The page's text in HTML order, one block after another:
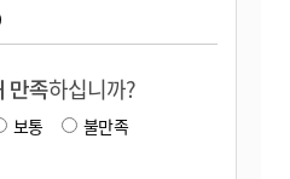
만족하십니까?
보통
불만족